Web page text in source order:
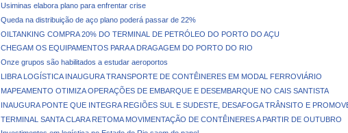
Usiminas elabora plano para enfrentar crise
Queda na distribuição de aço plano poderá passar de 22%
OILTANKING COMPRA 20% DO TERMINAL DE PETRÓLEO DO PORTO DO AÇU
CHEGAM OS EQUIPAMENTOS PARA A DRAGAGEM DO PORTO DO RIO
Onze grupos são habilitados a estudar aeroportos
LIBRA LOGÍSTICA INAUGURA TRANSPORTE DE CONTÊINERES EM MODAL FERROVIÁRIO
MAPEAMENTO OTIMIZA OPERAÇÕES DE EMBARQUE E DESEMBARQUE NO CAIS SANTISTA
INAUGURA PONTE QUE INTEGRA REGIÕES SUL E SUDESTE, DESAFOGA TRÂNSITO E
TERMINAL SANTA CLARA RETOMA MOVIMENTAÇÃO DE CONTÊINERES A PARTIR DE OUTUBRO